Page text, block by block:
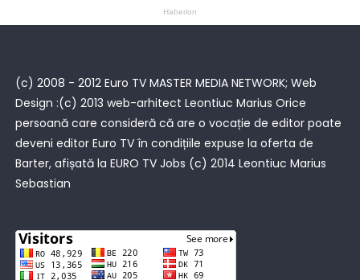
(c) 2008 - 2012 Euro TV MASTER MEDIA NETWORK; Web
Design :(c) 2013 web-arhitect Leontiuc Marius Orice
persoană care consideră că are o vocație de editor poate
deveni editor Euro TV în condițiile expuse la oferta de
Barter, afișată la EURO TV Jobs (c) 2014 Leontiuc Marius
Sebastian